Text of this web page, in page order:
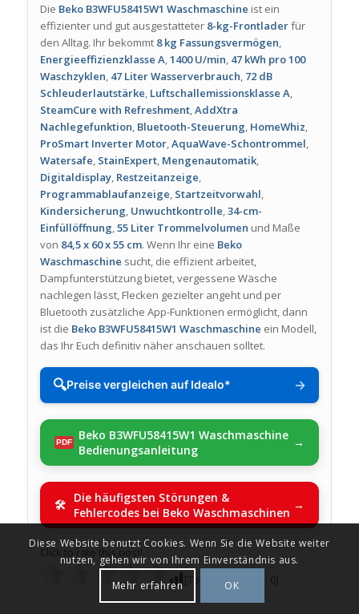
Die Beko B3WFU58415W1 Waschmaschine ist ein
effizienter und gut ausgestatteter 8-kg-Frontladerfür
den Alltag. Ihr bekommt 8 kg Fassungsvermögen,
Energieeffizienzklasse A,1400 U/min, 47 kWh pro 100
Waschzyklen, 47 Liter Wasserverbrauch, 72 dB
Schleuderlautstärke, Luftschallemissionsklasse A,
SteamCure with Refreshment,AddXtra
Nachlegefunktion, Bluetooth-Steuerung, HomeWhiz,
ProSmart Inverter Motor,AquaWave-Schontrommel,
Watersafe, StainExpert, Mengenautomatik,
Digitaldisplay, Restzeitanzeige,
Programmablaufanzeige, Startzeitvorwahl,
Kindersicherung, Unwuchtkontrolle,34-cm-
Einfüllöffnung,55 Liter Trommelvolumen und Maße
von 84,5 x 60 x 55 cm. Wenn Ihr eine Beko
Waschmaschine sucht, die effizient arbeitet,
Dampfunterstützung bietet, vergessene Wäsche
nachlegen lässt, Flecken gezielter angeht und per
Bluetooth zusätzliche App-Funktionen ermöglicht, dann
ist die Beko B3WFU58415W1 Waschmaschine ein Modell,
das Ihr Euch definitiv näher anschauen solltet.
🔍Preise vergleichen auf Idealo* →
Beko B3WFU58415W1 Waschmaschine
Bedienungsanleitung
Die häufigsten Störungen &
Fehlercodes bei Beko Waschmaschinen
Click to rate this post!
Average:
Diese Website benutzt Cookies. Wenn Sie die Website weiter
nutzen, gehen wir von Ihrem Einverständnis aus.
Mehr erfahren
OK